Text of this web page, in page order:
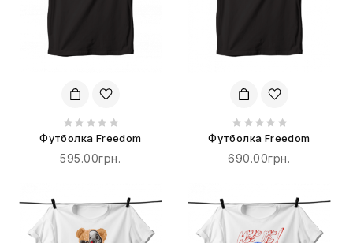
Футболка Freedom
595.00грн.
Футболка Freedom
690.00грн.